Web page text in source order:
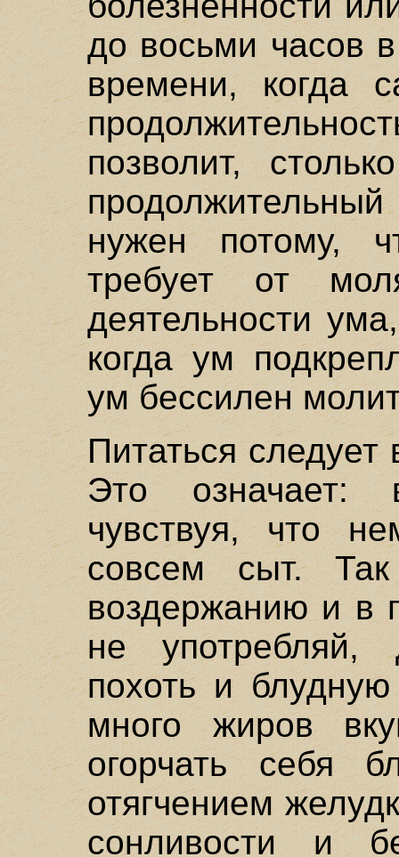
до восьми часов
времени, когда
позволит,
нужен потому,
требует от
деятельности
когда ум
ум бессилен
Питаться
Это означает:
чувствуя, что
совсем сыт.
воздержанию и в
не употребляй,
похоть и
много жиров
огорчать себя
отягчением
сонливости и